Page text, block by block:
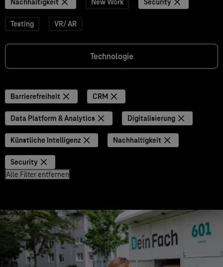
Nachhaltigkeit New Work Security
Testing VR/ AR
Technologie
Barrierefreiheit CRM
Data Platform & Analytics Digitalisierung
Künstliche Intelligenz Nachhaltigkeit
Security
Alle Filter entfernen